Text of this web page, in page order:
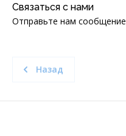
Связаться с нами
Отправьте нам сообщение
Назад